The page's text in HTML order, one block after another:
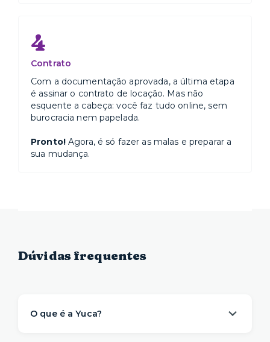
4
Contrato
Com a documentação aprovada, a última etapa
é assinar o contrato de locação. Mas não
esquente a cabeça: você faz tudo online, sem
burocracia nem papelada.
Pronto!Agora, é só fazer as malas e preparar a
sua mudança.
Dúvidas frequentes
O que é a Yuca?